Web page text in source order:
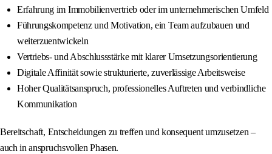
Erfahrung im Immobilienvertrieb oder im unternehmerischen Umfeld
Führungskompetenz und Motivation, ein Team aufzubauen und
weiterzuentwickeln
Vertriebs- und Abschlussstärke mit klarer Umsetzungsorientierung
Digitale Affinität sowie strukturierte, zuverlässige Arbeitsweise
Hoher Qualitätsanspruch, professionelles Auftreten und verbindliche
Kommunikation
Bereitschaft, Entscheidungen zu treffen und konsequent umzusetzen –
auch in anspruchsvollen Phasen.